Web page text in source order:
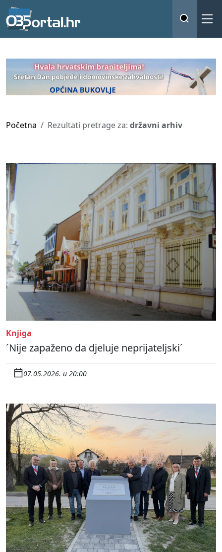
Početna Rezultati pretrage za: državni arhiv
Knjiga
´Nije zapaženo da djeluje neprijateljski´
07.05.2026. u 20:00